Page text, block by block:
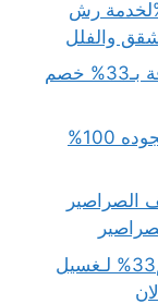
مبيدات بالرياض ضمان100%لخدمة رش
شركة تنظيف بعفيف أعلى معايير النظافة بـ33% خصم
كشف تسربات المياه العزيزية الرياض بجوده 100%
الصراصير
شركة تنظيف بيوت شعر بالرياض بخصم33% لـغسيل